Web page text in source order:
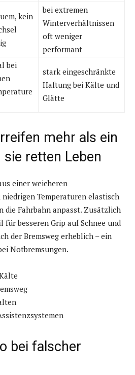
kein
bei extremen
Winterverhältnissen
oft weniger
performant
bei
stark eingeschränkte
Haftung bei Kälte und
Glätte
mehr als ein
retten Leben
einer weicheren
niedrigen Temperaturen elastisch
die Fahrbahn anpasst. Zusätzlich
besseren Grip auf Schnee und
der Bremsweg erheblich – ein
Notbremsungen.
bei falscher